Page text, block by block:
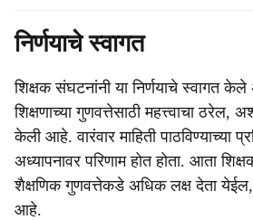
निर्णयाचे स्वागत
शिक्षक संघटनांनी या निर्णयाचे स्वागत केले
शिक्षणाच्या गुणवत्तेसाठी महत्त्वाचा ठरेल,
केली आहे. वारंवार माहिती पाठविण्याच्या
अध्यापनावर परिणाम होत होता. आता
शैक्षणिक गुणवत्तेकडे अधिक लक्ष देता येईल,
आहे.